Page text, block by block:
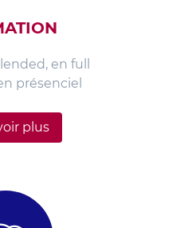
en full
présenciel
plus